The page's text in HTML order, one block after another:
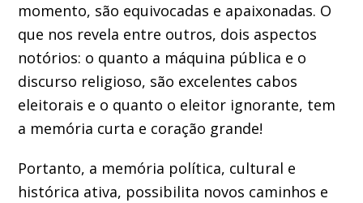
momento, são equivocadas e apaixonadas. O
que nos revela entre outros, dois aspectos
notórios: o quanto a máquina pública e o
discurso religioso, são excelentes cabos
eleitorais e o quanto o eleitor ignorante, tem
a memória curta e coração grande!
Portanto, a memória política, cultural e
histórica ativa, possibilita novos caminhos e